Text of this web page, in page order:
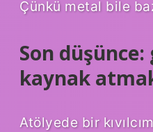
Çünkü metal bile
Son düşünce:
kaynak
Atölyede bir